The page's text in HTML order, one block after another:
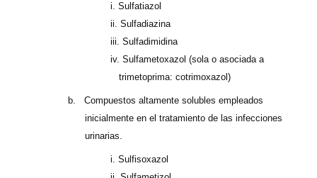
i. Sulfatiazol
ii. Sulfadiazina
iii. Sulfadimidina
iv. Sulfametoxazol (sola o asociada a
trimetoprima: cotrimoxazol)
b.
Compuestos altamente solubles empleados
inicialmente en el tratamiento de las infecciones
urinarias.
i. Sulfisoxazol